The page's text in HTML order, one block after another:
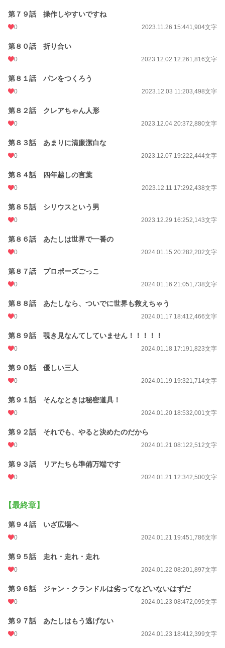
第７９話 操作しやすいですね
0 2023.11.26 15:441,904文字
第８０話 折り合い
0 2023.12.02 12:261,816文字
第８１話 パンをつくろう
0 2023.12.03 11:203,498文字
第８２話 クレアちゃん人形
0 2023.12.04 20:372,880文字
第８３話 あまりに清廉潔白な
0 2023.12.07 19:222,444文字
第８４話 四年越しの言葉
0 2023.12.11 17:292,438文字
第８５話 シリウスという男
0 2023.12.29 16:252,143文字
第８６話 あたしは世界で一番の
0 2024.01.15 20:282,202文字
第８７話 プロポーズごっこ
0 2024.01.16 21:051,738文字
第８８話 あたしなら、ついでに世界も救えちゃう
0 2024.01.17 18:412,466文字
第８９話 覗き見なんてしていません！！！！！
0 2024.01.18 17:191,823文字
第９０話 優しい三人
0 2024.01.19 19:321,714文字
第９１話 そんなときは秘密道具！
0 2024.01.20 18:532,001文字
第９２話 それでも、やると決めたのだから
0 2024.01.21 08:122,512文字
第９３話 リアたちも準備万端です
0 2024.01.21 12:342,500文字
【最終章】
第９４話 いざ広場へ
0 2024.01.21 19:451,786文字
第９５話 走れ・走れ・走れ
0 2024.01.22 08:201,897文字
第９６話 ジャン・クランドルは劣ってなどいないはずだ
0 2024.01.23 08:472,095文字
第９７話 あたしはもう逃げない
0 2024.01.23 18:412,399文字